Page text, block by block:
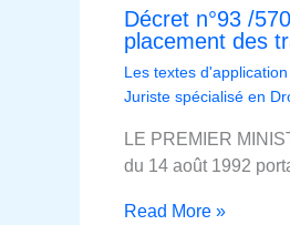
Décret n°93 /
placement des
Les textes
Juriste spécialisé en
LE PREMIER
du 14 août 1992
Read More »